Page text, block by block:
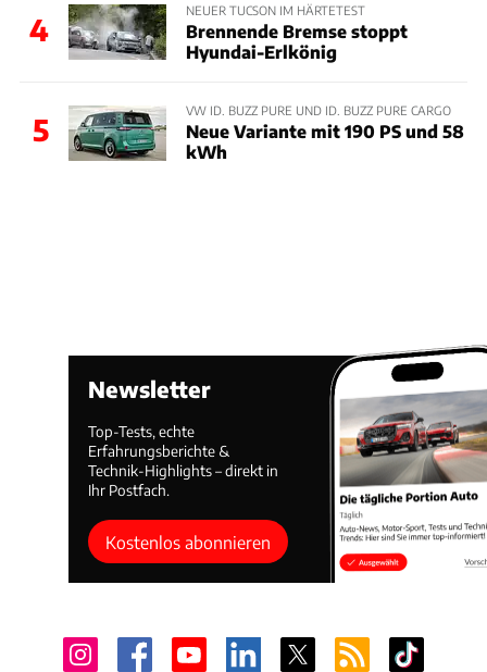
4
NEUER TUCSON IM HÄRTETEST
Brennende Bremse stoppt
Hyundai-Erlkönig
5
VW ID. BUZZ PURE UND ID. BUZZ PURE CARGO
Neue Variante mit 190 PS und 58
kWh
Newsletter
Top-Tests, echte
Erfahrungsberichte &
Technik-Highlights – direkt in
Ihr Postfach.
Kostenlos abonnieren